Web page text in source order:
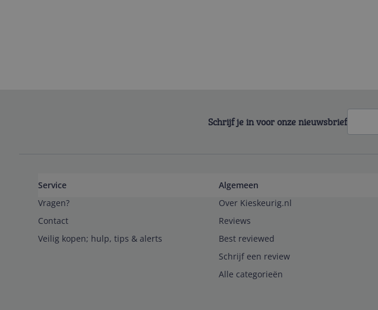
Schrijf je in voor onze nieuwsbrief
Service
Vragen?
Contact
Veilig kopen; hulp, tips & alerts
Algemeen
Over Kieskeurig.nl
Reviews
Best reviewed
Schrijf een review
Alle categorieën